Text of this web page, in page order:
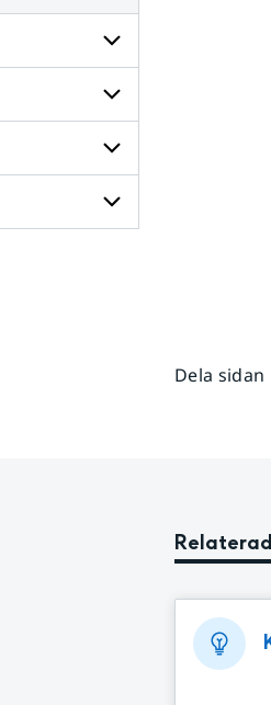
Undersidor
för
Radar
och
satellit
Undersidor
för
Väder
till
havs
Undersidor
för
Dela sidan